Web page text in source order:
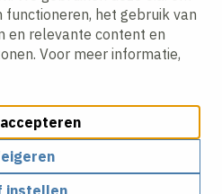
het gebruik van
en relevante content en
Voor meer informatie,
instellen
beleidPrivacy policy